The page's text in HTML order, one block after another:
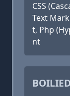
CSS
Text
t, Php
nt